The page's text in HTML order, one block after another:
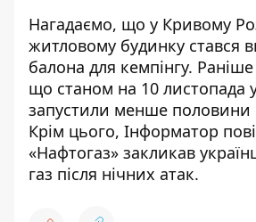
Нагадаємо, що у Кривому
житловому будинку стався
балона для кемпінгу.
що станом на 10 листопада
запустили менше половини
Крім цього, Інформатор
«Нафтогаз» закликав
газ після нічних атак.